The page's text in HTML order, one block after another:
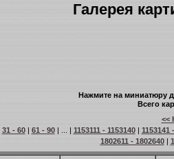
Галерея
Нажмите на миниатюру
Всего
<<
31 - 60| 61 - 90| ... | 1153111 - 1153140| 1153141
1802611 - 1802640|